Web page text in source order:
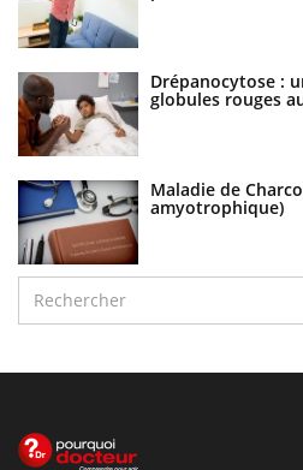
Drépanocytose :
globules rouges
Maladie de
amyotrophique)